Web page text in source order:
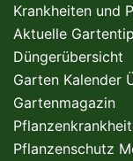
Krankheiten und
Aktuelle
Düngerübersicht
Garten Kalender
Gartenmagazin
Pflanzenschutz